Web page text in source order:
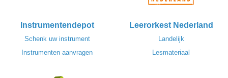
Instrumentendepot
Schenk uw instrument
Instrumenten aanvragen
Leerorkest Nederland
Landelijk
Lesmateriaal